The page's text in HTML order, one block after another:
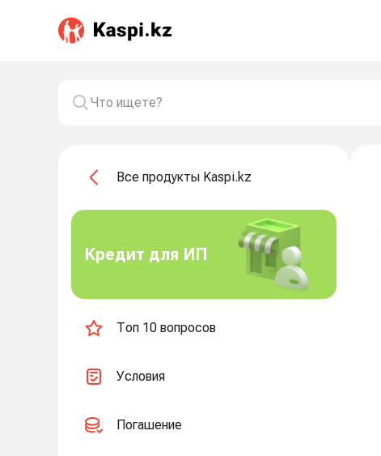
Все продукты Kaspi.kz
Кредит для ИП
Топ 10 вопросов
Условия
Погашение